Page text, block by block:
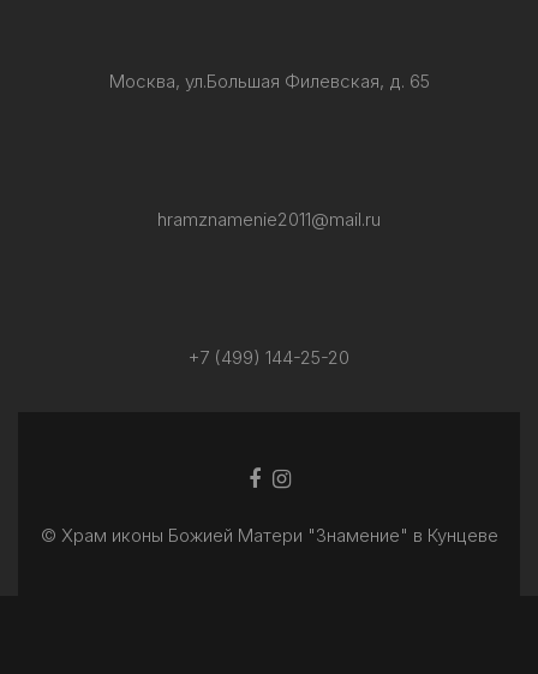
Москва, ул.Большая Филевская, д. 65
hramznamenie2011@mail.ru
+7 (499) 144-25-20
Facebook
Ссылка
© Храм иконы Божией Матери "Знамение" в Кунцеве